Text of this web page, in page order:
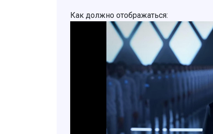
Как должно отображаться: